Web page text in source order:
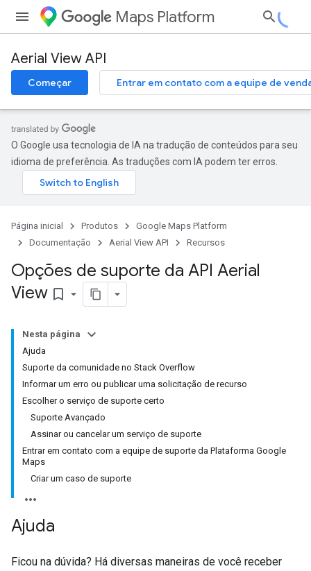
Maps Platform
Aerial View API
Começar Entrar em contato com a equipe de
O Google usa tecnologia de IA na tradução de conteúdos para seu
idioma de preferência. As traduções com IA podem ter erros.
Página inicial Produtos
Google Maps Platform
Documentação
Aerial View API Recursos
Opções de suporte da API Aerial
View bookmark_border
Nesta página
Ajuda
Suporte da comunidade no Stack Overflow
Informar um erro ou publicar uma solicitação de recurso
Escolher o serviço de suporte certo
Suporte Avançado
Assinar ou cancelar um serviço de suporte
Entrar em contato com a equipe de suporte da Plataforma Google
Maps
Criar um caso de suporte
Ajuda
Ficou na dúvida? Há diversas maneiras de você receber